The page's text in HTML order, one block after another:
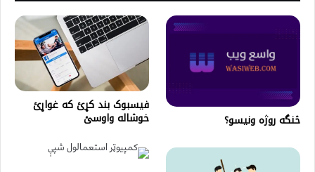
څنگه روژه ونیسو؟
فیسبوک بند کړئ که غواړئ
خوشاله واوسئ